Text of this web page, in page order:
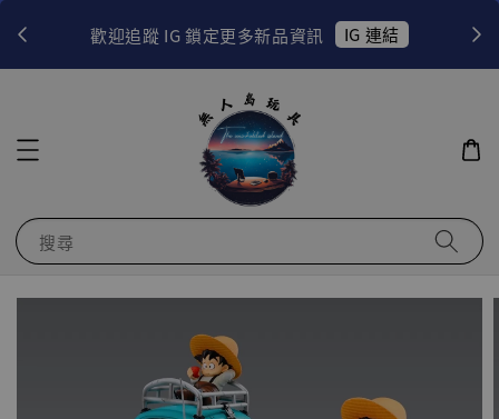
歡迎追蹤 IG 鎖定更多新品資訊 IG 連結
搜尋